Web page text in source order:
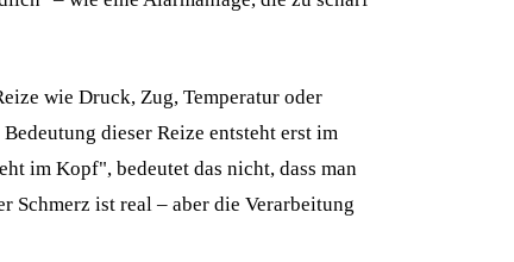
wie Druck, Zug, Temperatur oder
dieser Reize entsteht erst im
im Kopf", bedeutet das nicht, dass man
Schmerz ist real – aber die Verarbeitung